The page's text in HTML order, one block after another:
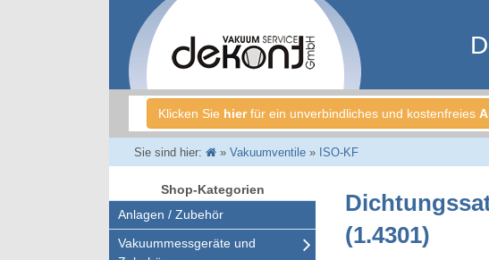
Klicken Sie hierfür ein unverbindliches und kostenfreies
Sie sind hier: » Vakuumventile» ISO-KF
Shop-Kategorien
Anlagen / Zubehör
Vakuummessgeräte und
(1.4301)